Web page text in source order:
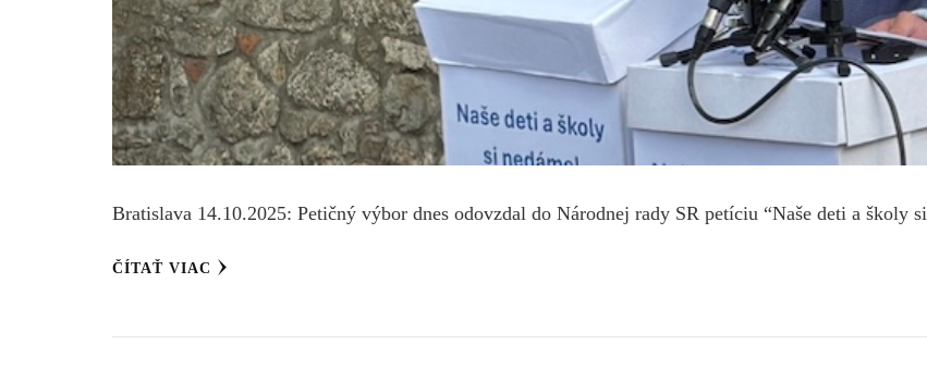
Bratislava 14.10.2025: Petičný výbor dnes odovzdal do Národnej rady SR petíciu “Naše deti a školy
ČÍTAŤ VIAC